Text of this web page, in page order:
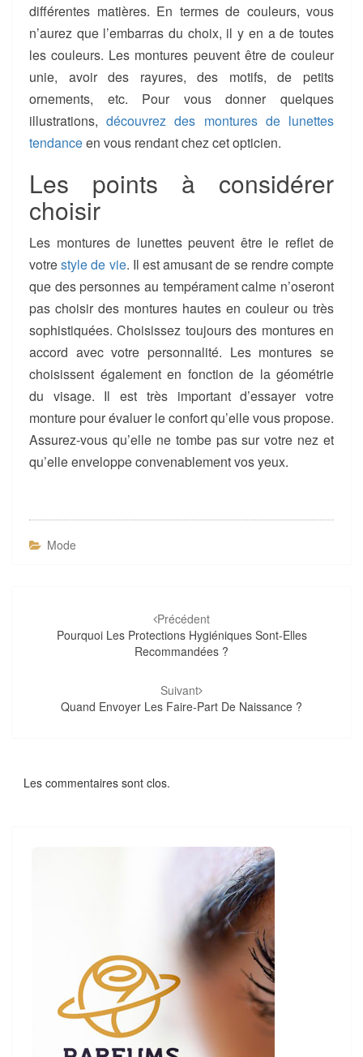
différentes matières. En termes de couleurs, vous
n’aurez que l’embarras du choix, il y en a de toutes
les couleurs. Les montures peuvent être de couleur
unie, avoir des rayures, des motifs, de petits
ornements, etc. Pour vous donner quelques
illustrations,découvrez des montures de lunettes
tendanceen vous rendant chez cet opticien.
Les points à considérer
choisir
Les montures de lunettes peuvent être le reflet de
votrestyle de vie. Il est amusant de se rendre compte
que des personnes au tempérament calme n’oseront
pas choisir des montures hautes en couleur ou très
sophistiquées. Choisissez toujours des montures en
accord avec votre personnalité. Les montures se
choisissent également en fonction de la géométrie
du visage. Il est très important d’essayer votre
monture pour évaluer le confort qu’elle vous propose.
Assurez-vous qu’elle ne tombe pas sur votre nez et
qu’elle enveloppe convenablement vos yeux.
Mode
d'article
Précédent
Pourquoi Les Protections Hygiéniques Sont-Elles
Recommandées ?
Suivant
Quand Envoyer Les Faire-Part De Naissance ?
Les commentaires sont clos.